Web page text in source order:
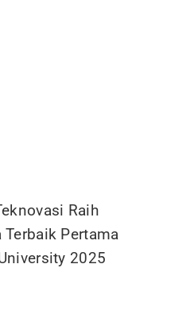
Raih
Pertama
2025